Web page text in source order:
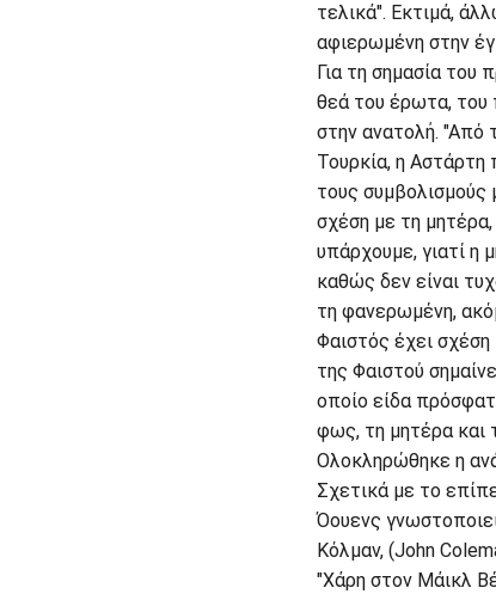
τελικά". Εκτιμά,
αφιερωμένη στην
Για τη σημασία του
θεά του έρωτα, του
στην ανατολή. "Από
Τουρκία, η Αστάρτη
τους συμβολισμούς
σχέση με τη
υπάρχουμε, γιατί η
καθώς δεν είναι
τη φανερωμένη,
Φαιστός έχει
της Φαιστού
οποίο είδα
φως, τη μητέρα και
Ολοκληρώθηκε η
Σχετικά με το
Όουενς
Κόλμαν, (John
"Χάρη στον Μάικλ